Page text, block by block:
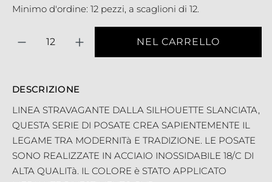
Minimo d'ordine: 12 pezzi, a scaglioni di 12.
NEL CARRELLO
DESCRIZIONE
LINEA STRAVAGANTE DALLA SILHOUETTE SLANCIATA,
QUESTA SERIE DI POSATE CREA SAPIENTEMENTE IL
LEGAME TRA MODERNITà E TRADIZIONE. LE POSATE
SONO REALIZZATE IN ACCIAIO INOSSIDABILE 18/C DI
ALTA QUALITà. IL COLORE è STATO APPLICATO